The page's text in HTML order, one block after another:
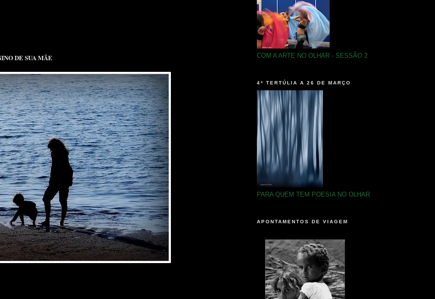
DE SUA MÃE COM A ARTE NO OLHAR - SESSÃO 2
4ª TERTÚLIA A 26 DE MARÇO
PARA QUEM TEM POESIA NO OLHAR
APONTAMENTOS DE VIAGEM